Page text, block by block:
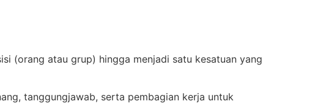
(orang atau grup) hingga menjadi satu kesatuan yang
tanggungjawab, serta pembagian kerja untuk